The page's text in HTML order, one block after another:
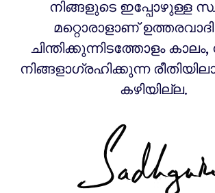
നിങ്ങളുടെ ഇപ്പോഴുള്ള
മറ്റൊരാളാണ്
ചിന്തിക്കുന്നിടത്തോളം
നിങ്ങളാഗ്രഹിക്കുന്ന
കഴിയില്ല.